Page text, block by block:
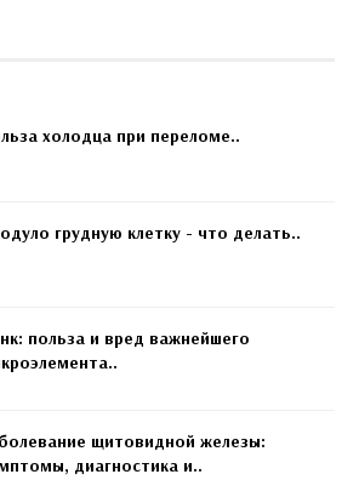
холодца при переломе..
грудную клетку - что делать..
польза и вред важнейшего
щитовидной железы:
диагностика и..